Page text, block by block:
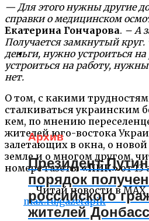
— Для этого нужны другие
справки о медицинском
Екатерина Гончарова. – А
Получается замкнутый круг.
деньги, нужно устроиться
устроиться на работу, нужны
нет.
О том, с какими
сталкиваться украинским
кем, по мнению
жителей юго-востока
залетающих в окна, о
земле и о многом другом,
номере газеты«ПИК»от 13
Читай новости в MAX
max.ru/gazetapik
Архив
Президент
порядок
российского
жителей